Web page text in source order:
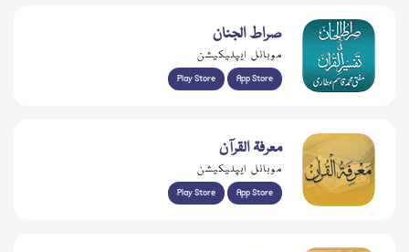
صراط الجنان
موبائل ایپلیکیشن
Play Store App Store
معرفۃ القرآن
موبائل ایپلیکیشن
Play Store App Store